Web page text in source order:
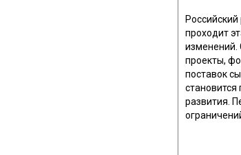
проходит
изменений.
проекты,
поставок
развития.